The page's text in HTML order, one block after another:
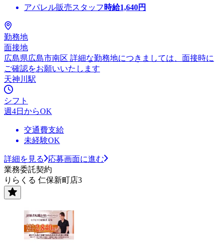
アパレル販売スタッフ 時給1,640円
勤務地
面接地
広島県広島市南区 詳細な勤務地につきましては、面接時に
ご確認をお願いいたします
天神川駅
シフト
週4日からOK
交通費支給
未経験OK
詳細を見る
応募画面に進む
業務委託契約
りらくる 仁保新町店3